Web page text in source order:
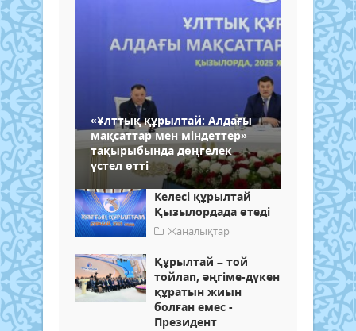
«Ұлттық құрылтай: Алдағы
мақсаттар мен міндеттер»
тақырыбында дөңгелек
үстел өтті
Келесі құрылтай
Қызылордада өтеді
Жаңалықтар
Құрылтай – той
тойлап, әңгіме-дүкен
құратын жиын
болған емес -
Президент